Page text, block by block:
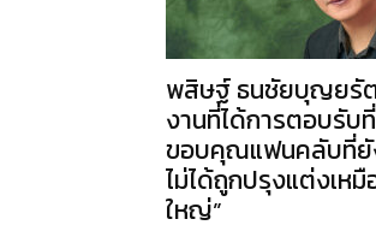
พสิษฐ์ ธนชัยบุญยรั
งานที่ได้การตอบรั
ขอบคุณแฟนคลับที่ยัง
ไม่ได้ถูกปรุงแต่งเห
ใหญ่”